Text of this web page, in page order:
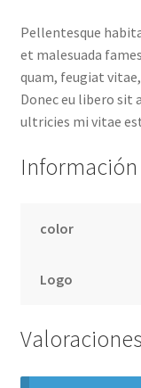
Prueba producto
Refund and
Pellentesque
et malesuada
quam, feugiat
Donec eu libero sit
ultricies mi vitae
color
Logo
Valoraciones